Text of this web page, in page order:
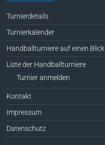
Turnierdetails
Turnierkalender
Handballturniere auf einen Blick
Liste der Handballturniere
Turnier anmelden
Kontakt
Impressum
Datenschutz